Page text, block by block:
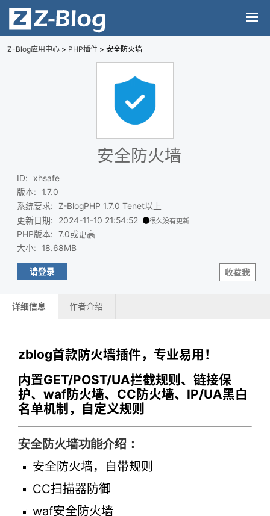
Z-Blog应用中心 > PHP插件 > 安全防火墙
安全防火墙
ID:
xhsafe
版本:
1.7.0
系统要求:
Z-BlogPHP 1.7.0 Tenet以上
更新日期: 2024-11-10 21:54:52 很久没有更新
PHP版本: 7.0或更高
大小: 18.68MB
收藏我
请登录
详细信息 作者介绍
zblog首款防火墙插件，专业易用！
内置GET/POST/UA拦截规则、链接保
护、waf防火墙、CC防火墙、IP/UA黑白
名单机制，自定义规则
安全防火墙功能介绍：
安全防火墙，自带规则
CC扫描器防御
waf安全防火墙